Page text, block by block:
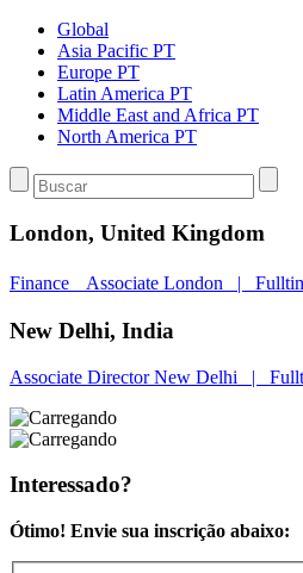
Global
Asia Pacific PT
Europe PT
Latin America PT
Middle East and Africa PT
North America PT
London, United Kingdom
Finance Associate London |
New Delhi, India
Associate Director New Delhi |
Interessado?
Ótimo! Envie sua inscrição abaixo: